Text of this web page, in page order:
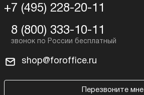
+7 (495) 228-20-11
8 (800) 333-10-11
shop@foroffice.ru
Перезвоните мне